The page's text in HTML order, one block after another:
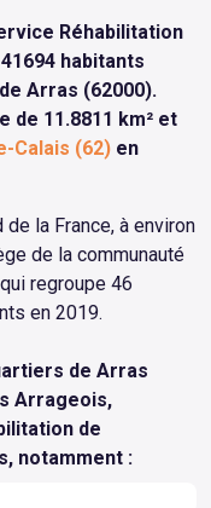
Réhabilitation
habitants
Arras (62000).
de 11.8811 km² et
Calais (62) en
la France, à environ
de la communauté
regroupe 46
en 2019.
de Arras
Arrageois,
de
notamment :